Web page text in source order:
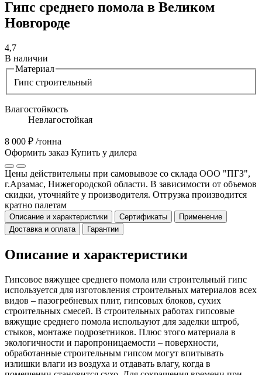
Гипс среднего помола в Великом
Новгороде
4,7
В наличии
Материал
Гипс строительный
Влагостойкость
Невлагостойкая
8 000 ₽ /тонна
Оформить заказ Купить у дилера
Цены действительны при самовывозе со склада ООО "ПГЗ",
г.Арзамас, Нижегородской области. В зависимости от объемов
скидки, уточняйте у производителя. Отгрузка производится
кратно палетам
Описание и характеристики Сертификаты
Применение
Доставка и оплата
Гарантии
Описание и характеристики
Гипсовое вяжущее среднего помола или строительный гипс
используется для изготовления строительных материалов всех
видов – пазогребневых плит, гипсовых блоков, сухих
строительных смесей. В строительных работах гипсовые
вяжущие среднего помола используют для заделки штроб,
стыков, монтаже подрозетников. Плюс этого материала в
экологичности и паропроницаемости – поверхности,
обработанные строительным гипсом могут впитывать
излишки влаги из воздуха и отдавать влагу, когда в